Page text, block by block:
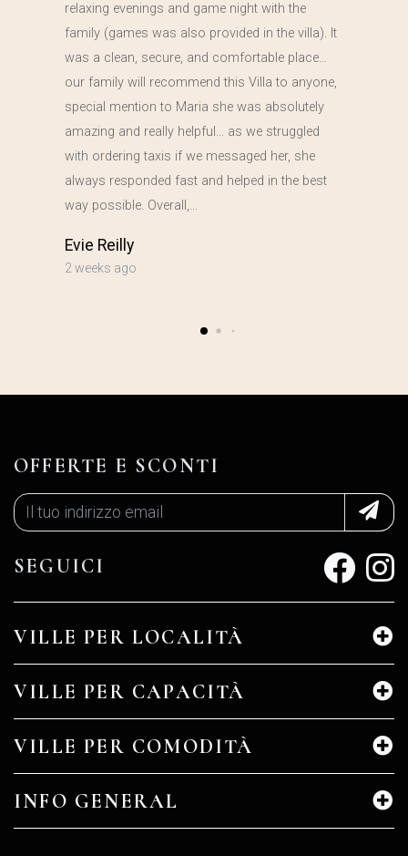
relaxing evenings and game night with the
family (games was also provided in the villa). It
was a clean, secure, and comfortable place…
our family will recommend this Villa to anyone,
special mention to Maria she was absolutely
amazing and really helpful… as we struggled
with ordering taxis if we messaged her, she
always responded fast and helped in the best
way possible. Overall,…
Evie Reilly
2 weeks ago
VILLE PER LOCALITÀ
VILLE PER CAPACITÀ
VILLE PER COMODITÀ
INFO GENERAL
OFFERTE E SCONTI
SEGUICI